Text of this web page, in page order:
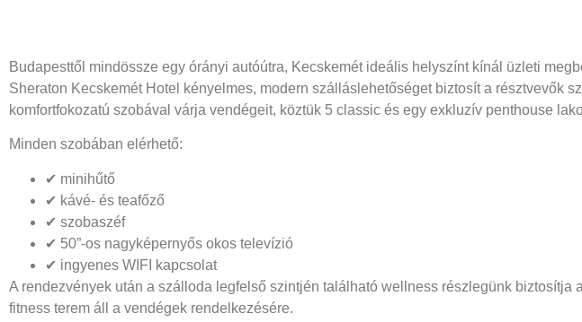
Budapesttől mindössze egy órányi autóútra, Kecskemét ideális helyszínt kínál üzleti
Sheraton Kecskemét Hotel kényelmes, modern szálláslehetőséget biztosít a résztvevők
komfortfokozatú szobával várja vendégeit, köztük 5 classic és egy exkluzív penthouse
Minden szobában elérhető:
✔ minihűtő
✔ kávé- és teafőző
✔ szobaszéf
✔ 50”-os nagyképernyős okos televízió
✔ ingyenes WIFI kapcsolat
A rendezvények után a szálloda legfelső szintjén található wellness részlegünk
fitness terem áll a vendégek rendelkezésére.